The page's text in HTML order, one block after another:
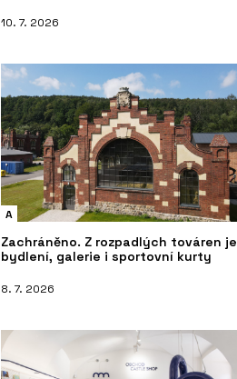
10. 7. 2026
A
Zachráněno. Z rozpadlých továren je
bydlení, galerie i sportovní kurty
8. 7. 2026